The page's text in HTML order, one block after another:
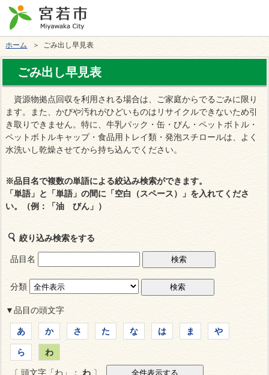
ホーム ＞ ごみ出し早見表
ごみ出し早見表
資源物拠点回収を利用される場合は、ご家庭からでるごみに限り
ます。また、かびや汚れがひどいものはリサイクルできないため引
き取りできません。特に、牛乳パック・缶・びん・ペットボトル・
ペットボトルキャップ・食品用トレイ類・発泡スチロールは、よく
水洗いし乾燥させてから持ち込んでください。
※品目名で複数の単語による絞込み検索ができます。
「単語」と「単語」の間に「空白（スペース）」を入れてくださ
い。（例：「油 びん」）
絞り込み検索をする
品目名
分類
▼品目の頭文字
あ か さ た な は ま や
ら わ
〔 頭文字「わ」： わ〕